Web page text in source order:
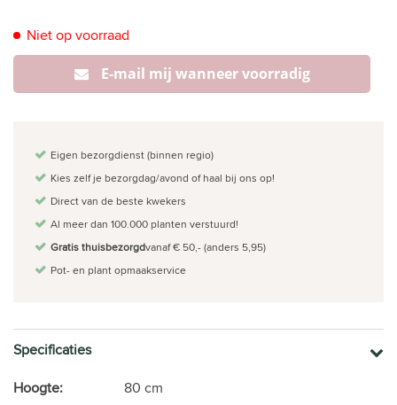
Niet op voorraad
E-mail mij wanneer voorradig
Eigen bezorgdienst (binnen regio)
Kies zelf je bezorgdag/avond of haal bij ons op!
Direct van de beste kwekers
Al meer dan 100.000 planten verstuurd!
Gratis thuisbezorgdvanaf € 50,- (anders 5,95)
Pot- en plant opmaakservice
Specificaties
Hoogte:
80 cm